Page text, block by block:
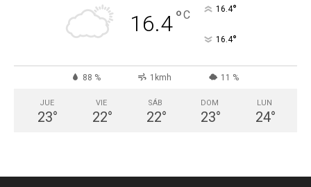
16.4°C 16.4°
16.4°
88 % 1kmh 11 %
JUE
23°
VIE
22°
SÁB
22°
DOM
23°
LUN
24°